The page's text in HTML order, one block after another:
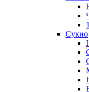
Сукно